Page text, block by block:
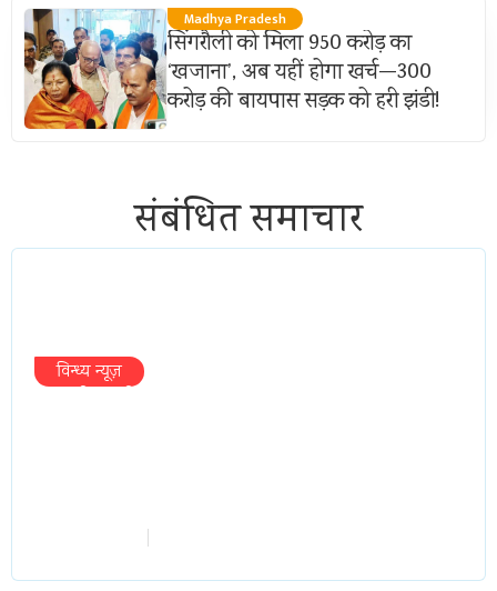
Madhya Pradesh
सिंगरौली को मिला 950 करोड़ का
‘खजाना’, अब यहीं होगा खर्च—300
करोड़ की बायपास सड़क को हरी झंडी!
संबंधित समाचार
विन्ध्य न्यूज़